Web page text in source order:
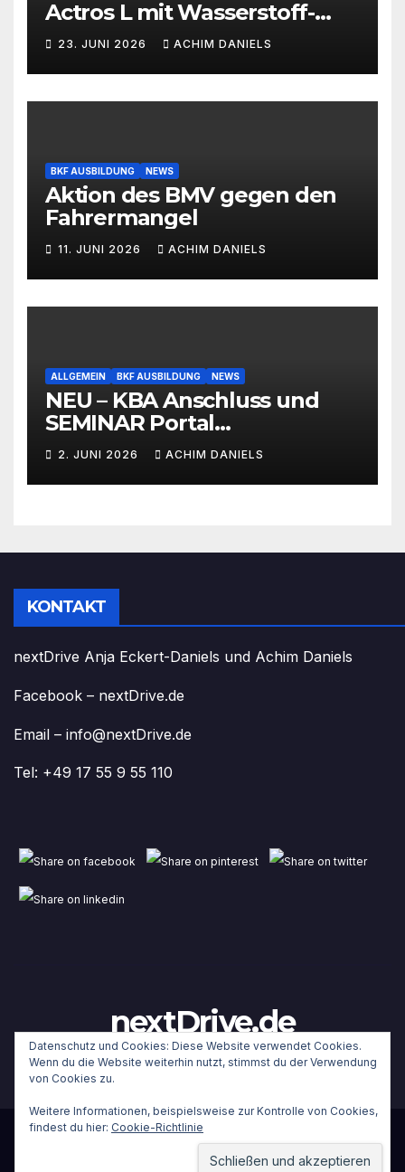
Actros L mit Wasserstoff-
Verbrennermotor
23. JUNI 2026 ACHIM DANIELS
BKF AUSBILDUNG NEWS
Aktion des BMV gegen den
Fahrermangel
11. JUNI 2026 ACHIM DANIELS
ALLGEMEIN BKF AUSBILDUNG NEWS
NEU – KBA Anschluss und
SEMINAR Portal
AKTIONSPREISE!!! Bis zu 50%
RABATT
2. JUNI 2026 ACHIM DANIELS
KONTAKT
nextDrive Anja Eckert-Daniels und Achim Daniels
Facebook – nextDrive.de
Email – info@nextDrive.de
Tel: +49 17 55 9 55 110
nextDrive.de
Stolz präsentiert von WordPress|Theme:Newsupvon
Themeansar
Datenschutz und Cookies: Diese Website verwendet Cookies.
Wenn du die Website weiterhin nutzt, stimmst du der Verwendung
von Cookies zu.
Weitere Informationen, beispielsweise zur Kontrolle von Cookies,
findest du hier: Cookie-Richtlinie